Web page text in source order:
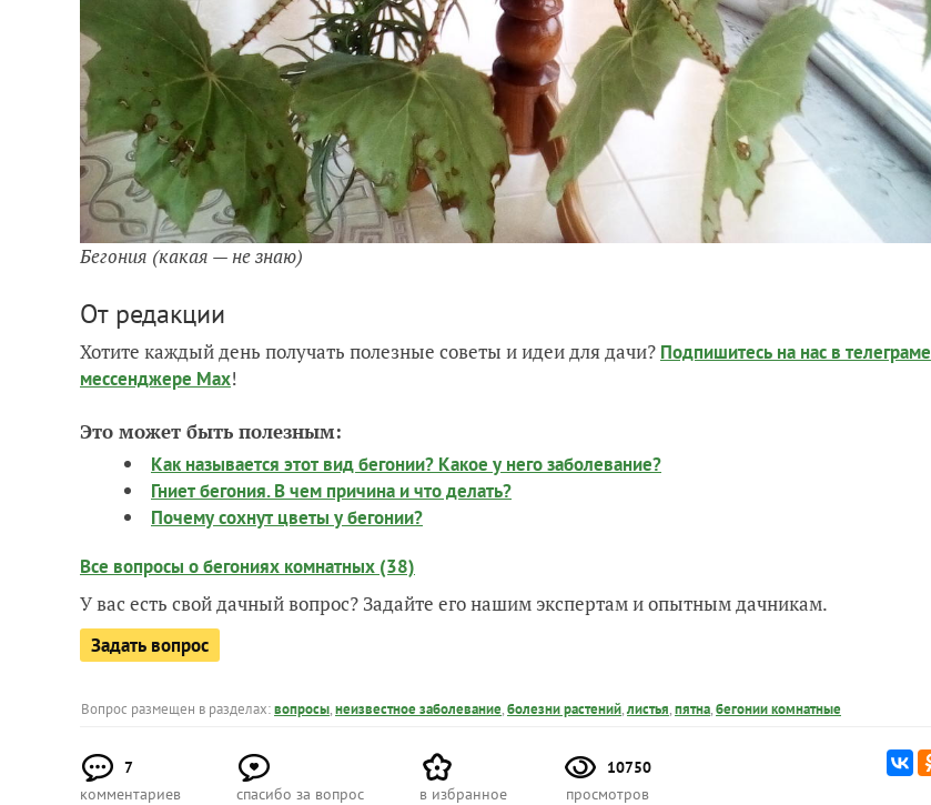
Бегония (какая — не знаю)
От редакции
Хотите каждый день получать полезные советы и идеи для дачи? Подпишитесь на нас в телеграме
мессенджере Max!
Это может быть полезным:
Как называется этот вид бегонии? Какое у него заболевание?
Гниет бегония. В чем причина и что делать?
Почему сохнут цветы у бегонии?
Все вопросы о бегониях комнатных (38)
У вас есть свой дачный вопрос? Задайте его нашим экспертам и опытным дачникам.
Задать вопрос
Вопрос размещен в разделах:вопросы,неизвестное заболевание,болезни растений,листья,пятна,бегонии комнатные
7
комментариев
спасибо за вопрос в избранное
10750
просмотров